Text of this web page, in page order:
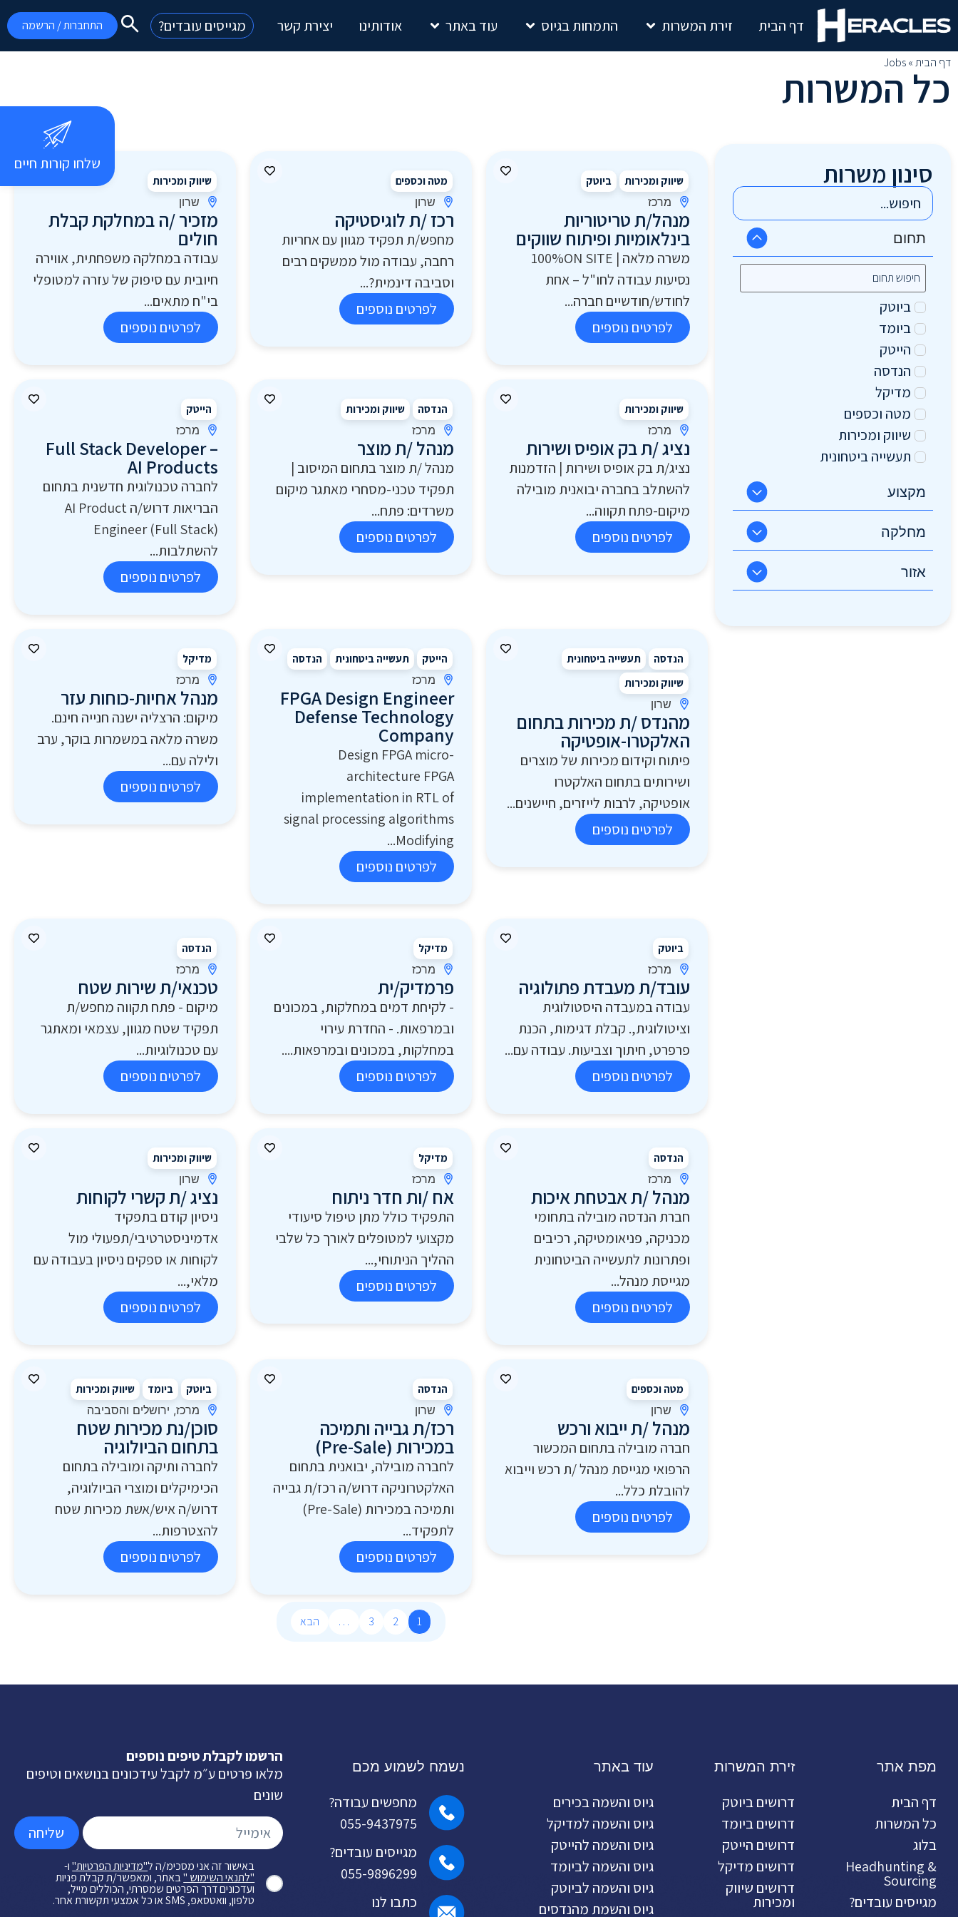
שלחו קורות חיים
דף הבית זירת המשרות התמחות בגיוס עוד באתר אודותינו יצירת קשר מגייסים עובדים? התחברות / הרשמה
דף הבית»
Jobs
כל המשרות
סינון משרות
תחום
ביוטק
ביומד
הייטק
הנדסה
מדיקל
מטה וכספים
שיווק ומכירות
תעשייה ביטחונית
מקצוע
מחלקה
אזור
שיווק ומכירות ביוטק
מרכז
מנהל/ת טריטוריות
בינלאומיות ופיתוח שווקים
משרה מלאה | 100%ON SITE
נסיעות עבודה לחו"ל – אחת
לחודש/חודשיים חברה...
לפרטים נוספים
מטה וכספים
שרון
רכז /ת לוגיסטיקה
מחפש/ת תפקיד מגוון עם אחריות
רחבה, עבודה מול ממשקים רבים
וסביבה דינמית?...
לפרטים נוספים
שיווק ומכירות
שרון
מזכיר /ה במחלקת קבלת
חולים
עבודה במחלקה משפחתית, אווירה
חיובית עם סיפוק של עזרה למטופלי
בי"ח מתאים...
לפרטים נוספים
שיווק ומכירות
מרכז
נציג /ת בק אופיס ושירות
נציג/ת בק אופיס ושירות | הזדמנות
להשתלב בחברה יבואנית מובילה
מיקום-פתח תקווה...
לפרטים נוספים
הנדסה שיווק ומכירות
מרכז
מנהל /ת מוצר
מנהל /ת מוצר בתחום המיסוב |
תפקיד טכני-מסחרי מאתגר מיקום
משרדים: פתח...
לפרטים נוספים
הייטק
מרכז
Full Stack Developer –
AI Products
לחברה טכנולוגית חדשנית בתחום
הבריאות דרוש/ה AI Product
Engineer (Full Stack)
להשתלבות...
לפרטים נוספים
הנדסה
תעשייה ביטחונית
שיווק ומכירות
שרון
מהנדס /ת מכירות בתחום
האלקטרו-אופטיקה
פיתוח וקידום מכירות של מוצרים
ושירותים בתחום האלקטרו
אופטיקה, לרבות לייזרים, חיישנים...
לפרטים נוספים
הייטק תעשייה ביטחונית הנדסה
מרכז
FPGA Design Engineer
Defense Technology
Company
Design FPGA micro-
architecture FPGA
implementation in RTL of
signal processing algorithms
Modifying...
לפרטים נוספים
מדיקל
מרכז
מנהל אחיות-כוחות עזר
מיקום: הרצליה ישנה חנייה חינם.
משרה מלאה במשמרות בוקר, ערב
ולילה עם...
לפרטים נוספים
ביוטק
מרכז
עובד/ת מעבדת פתולוגיה
עבודה במעבדה היסטולוגית
וציטולוגית,. קבלת דגימות, הכנת
פרפרט, חיתוך וצביעות. עבודה עם...
לפרטים נוספים
מדיקל
מרכז
פרמדיק/ית
- לקיחת דמים במחלקות, במכונים
ובמרפאות. - החדרת עירוי
במחלקות, במכונים ובמרפאות....
לפרטים נוספים
הנדסה
מרכז
טכנאי/ת שירות שטח
מיקום - פתח תקווה מחפש/ת
תפקיד שטח מגוון, עצמאי ומאתגר
עם טכנולוגיות...
לפרטים נוספים
הנדסה
מרכז
מנהל /ת אבטחת איכות
חברת הנדסה מובילה בתחומי
מכניקה, פניאומטיקה, רכיבים
ופתרונות לתעשייה הביטחונית
מגייסת מנהל...
לפרטים נוספים
מדיקל
מרכז
אח /ות חדר ניתוח
התפקיד כולל מתן טיפול סיעודי
מקצועי למטופלים לאורך כל שלבי
ההליך הניתוחי,...
לפרטים נוספים
שיווק ומכירות
שרון
נציג /ת קשרי לקוחות
ניסיון קודם בתפקיד
אדמיניסטרטיבי/תפעולי מול
לקוחות או ספקים ניסיון בעבודה עם
מלאי,...
לפרטים נוספים
מטה וכספים
שרון
מנהל /ת ייבוא ורכש
חברה מובילה בתחום המכשור
הרפואי מגייסת מנהל /ת רכש וייבוא
להובלת כלל...
לפרטים נוספים
הנדסה
שרון
רכז/ת גבייה ותמיכה
במכירות (Pre-Sale)
לחברה מובילה, יבואנית בתחום
האלקטרוניקה דרוש/ה רכז/ת גבייה
ותמיכה במכירות (Pre-Sale)
לתפקיד...
לפרטים נוספים
ביוטק ביומד שיווק ומכירות
מרכז, ירושלים והסביבה
סוכן/נת מכירות שטח
בתחום הביולוגיה
לחברה ותיקה ומובילה בתחום
הכימיקלים ומוצרי הביולוגיה,
דרוש/ה איש/אשת מכירות שטח
להצטרפות...
לפרטים נוספים
1
2
3
… הבא
מפת אתר
דף הבית
כל המשרות
בלוג
Headhunting &
Sourcing
מגייסים עובדים?
זירת המשרות
דרושים ביוטק
דרושים ביומד
דרושים הייטק
דרושים מדיקל
דרושים שיווק
ומכירות
עוד באתר
גיוס והשמה בכירים
גיוס והשמה למדיקל
גיוס והשמה להייטק
גיוס והשמה לביומד
גיוס והשמה לביוטק
גיוס והשמת מהנדסים
נשמח לשמוע מכם
מחפשים עבודה?
055-9437975
מגייסים עובדים?
055-9896299
כתבו לנו
הרשמו לקבלת טיפים נוספים
מלאו פרטים ע״מ לקבל עידכונים בנושאים וטיפים
שונים
באישור זה אני מסכימ/ה ל"מדיניות הפרטיות"ו-
"לתנאי השימוש "באתר, ומאפשר/ת קבלת פניות
ועדכונים דרך הפרטים שמסרתי, הכוללים מייל,
טלפון, וואטסאפ, SMS או כל אמצעי תקשורת אחר.
שליחה